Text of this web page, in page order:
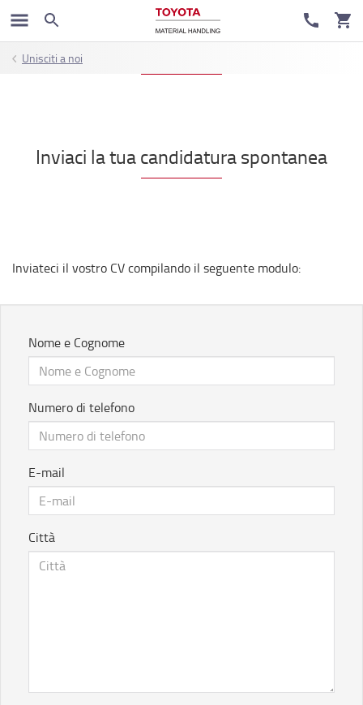
Unisciti a noi
Inviaci la tua candidatura spontanea
Inviateci il vostro CV compilando il seguente modulo:
Nome e Cognome
Numero di telefono
E-mail
Città